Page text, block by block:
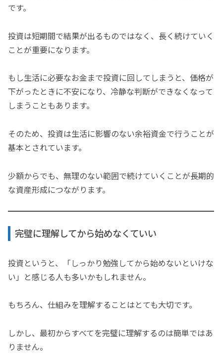
です。
投資は短期間で結果が出るものではなく、長く続けていく
ことが重要になります。
もし生活に必要なお金まで投資に回してしまうと、価格が
下がったときに不安になり、冷静な判断ができなくなって
しまうこともあります。
そのため、投資は生活に影響のない余裕資金で行うことが
基本とされています。
少額からでも、無理のない範囲で続けていくことが長期的
な資産形成につながります。
完璧に理解してから始めなくていい
投資というと、「しっかり勉強してから始めないといけな
い」と感じる人も多いかもしれません。
もちろん、仕組みを理解することはとても大切です。
しかし、最初からすべてを完璧に理解するのは簡単ではあ
りません。